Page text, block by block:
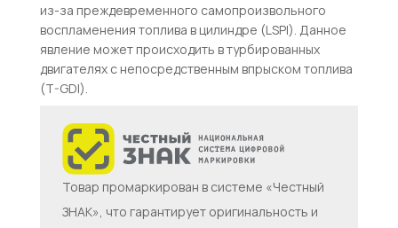
из-за преждевременного самопроизвольного
воспламенения топлива в цилиндре (LSPI). Данное
явление может происходить в турбированных
двигателях с непосредственным впрыском топлива
(T-GDI).
Товар промаркирован в системе «Честный
ЗНАК», что гарантирует оригинальность и